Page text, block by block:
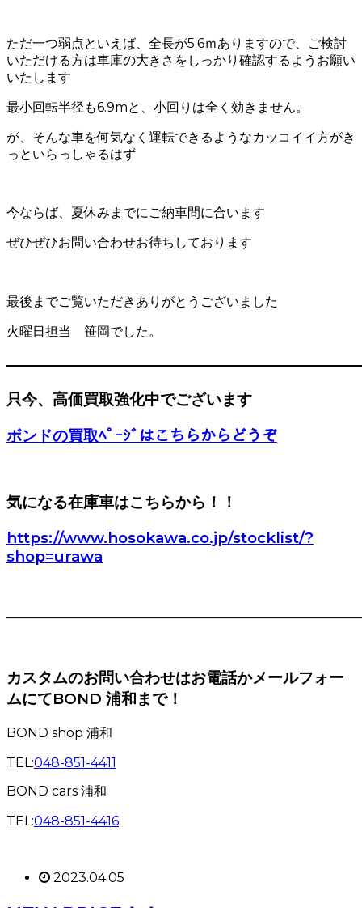
ただ一つ弱点といえば、全長が5.6ｍありますので、ご検討
いただける方は車庫の大きさをしっかり確認するようお願い
いたします
最小回転半径も6.9mと、小回りは全く効きません。
が、そんな車を何気なく運転できるようなカッコイイ方がき
っといらっしゃるはず
今ならば、夏休みまでにご納車間に合います
ぜひぜひお問い合わせお待ちしております
最後までご覧いただきありがとうございました
火曜日担当 笹岡でした。
只今、高価買取強化中でございます
ボンドの買取ﾍﾟｰｼﾞはこちらからどうぞ
気になる在庫車はこちらから！！
https://www.hosokawa.co.jp/stocklist/?
shop=urawa
カスタムのお問い合わせはお電話かメールフォー
ムにてBOND 浦和まで！
BOND shop 浦和
TEL:048-851-4411
BOND cars 浦和
TEL:048-851-4416
2023.04.05